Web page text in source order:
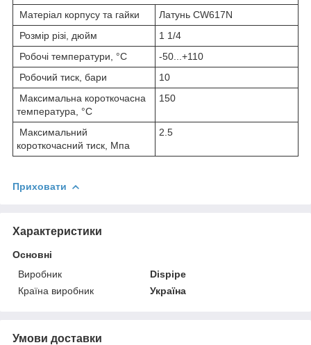
Матеріал корпусу та гайки
Латунь CW617N
Розмір різі, дюйм
1 1/4
Робочі температури, °С
-50...+110
Робочий тиск, бари
10
Максимальна короткочасна
температура, °C
150
Максимальний
короткочасний тиск, Мпа
2.5
Приховати
Характеристики
Основні
Виробник
Dispipe
Країна виробник
Україна
Умови доставки